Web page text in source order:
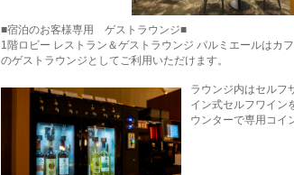
■宿泊のお客様専用 ゲストラウンジ■
1階ロビー レストラン＆ゲストラウンジ パルミエールはカ
のゲストラウンジとしてご利用いただけます。
ラウンジ内はセルフ
イン式セルフワイン
ウンターで専用コイ